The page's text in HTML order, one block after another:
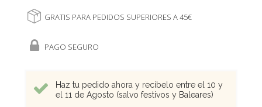
GRATIS PARA PEDIDOS SUPERIORES A 45€
PAGO SEGURO
Haz tu pedido ahora y recíbelo entre el 10 y
el 11 de Agosto (salvo festivos y Baleares)